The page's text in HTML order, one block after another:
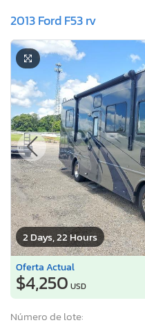
2013 Ford F53 rv
2 Days, 22 Hours
Oferta Actual
$4,250 USD
Número de lote: